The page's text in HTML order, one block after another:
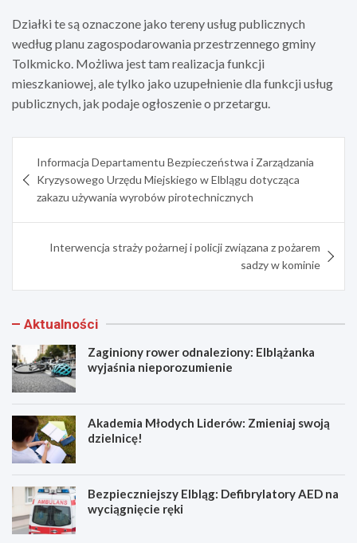
Działki te są oznaczone jako tereny usług publicznych
według planu zagospodarowania przestrzennego gminy
Tolkmicko. Możliwa jest tam realizacja funkcji
mieszkaniowej, ale tylko jako uzupełnienie dla funkcji usług
publicznych, jak podaje ogłoszenie o przetargu.
wpisu
Informacja Departamentu Bezpieczeństwa i Zarządzania
Kryzysowego Urzędu Miejskiego w Elblągu dotycząca
zakazu używania wyrobów pirotechnicznych
Interwencja straży pożarnej i policji związana z pożarem
sadzy w kominie
Aktualności
Zaginiony rower odnaleziony: Elblążanka
wyjaśnia nieporozumienie
Akademia Młodych Liderów: Zmieniaj swoją
dzielnicę!
Bezpieczniejszy Elbląg: Defibrylatory AED na
wyciągnięcie ręki